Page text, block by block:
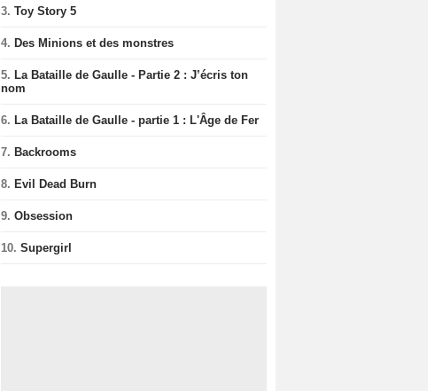
3. Toy Story 5
4. Des Minions et des monstres
5. La Bataille de Gaulle - Partie 2 : J’écris ton
nom
6. La Bataille de Gaulle - partie 1 : L'Âge de Fer
7. Backrooms
8. Evil Dead Burn
9. Obsession
10. Supergirl